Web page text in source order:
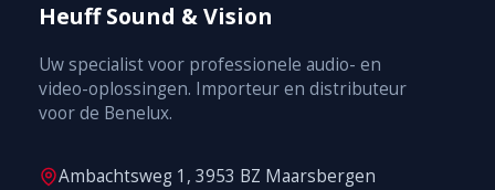
Heuff Sound & Vision
Uw specialist voor professionele audio- en
video-oplossingen. Importeur en distributeur
voor de Benelux.
Ambachtsweg 1, 3953 BZ Maarsbergen